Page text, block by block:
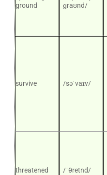
ground
ɡraʊnd/
survive /səˈvaɪv/
threatened /ˈθretnd/